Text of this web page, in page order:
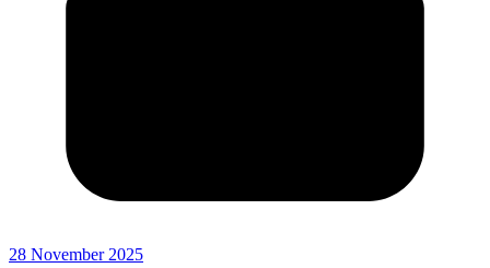
28 November 2025